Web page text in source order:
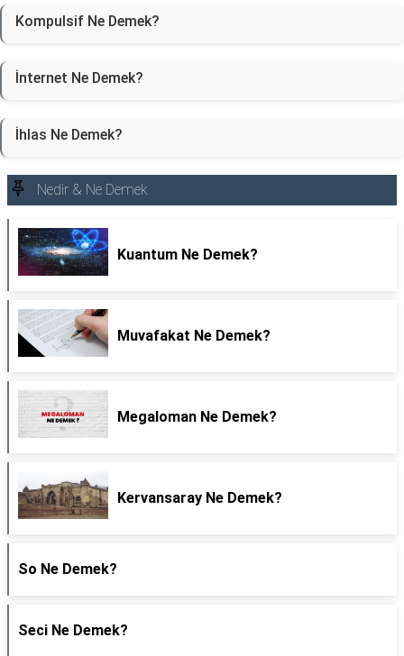
Kompulsif Ne Demek?
İnternet Ne Demek?
İhlas Ne Demek?
Nedir & Ne Demek
Kuantum Ne Demek?
Muvafakat Ne Demek?
Megaloman Ne Demek?
Kervansaray Ne Demek?
So Ne Demek?
Seci Ne Demek?